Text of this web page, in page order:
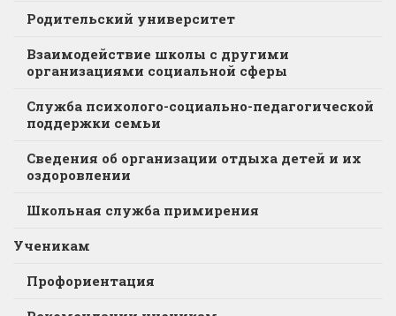
Родительский университет
Взаимодействие школы с другими
организациями социальной сферы
Служба психолого-социально-педагогической
поддержки семьи
Сведения об организации отдыха детей и их
оздоровлении
Школьная служба примирения
Ученикам
Профориентация